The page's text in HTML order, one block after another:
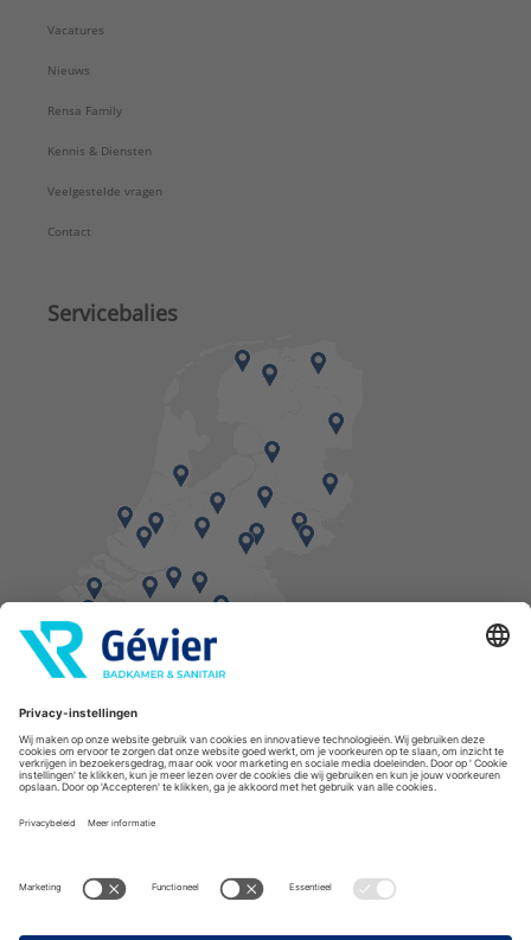
Vacatures
Nieuws
Rensa Family
Kennis & Diensten
Veelgestelde vragen
Contact
Servicebalies
Vind een balie in de buurt
* Bestellingen geplaatst in het weekend worden, mits voorradig, dinsdag geleverd.
Cookies
Algemene voorwaarden